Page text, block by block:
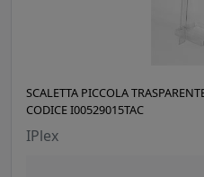
SCALETTA PICCOLA
CODICE I00529015TAC
IPlex